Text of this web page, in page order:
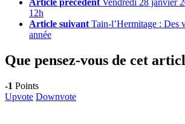
Article précédent Vendredi 28 janvier
12h
Article suivant Tain-l’Hermitage : Des
année
Que pensez-vous de cet
-1 Points
Upvote Downvote